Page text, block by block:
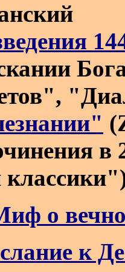
в
о
к